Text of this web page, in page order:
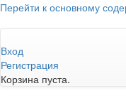
Перейти к основному
Вход
Регистрация
Корзина пуста.